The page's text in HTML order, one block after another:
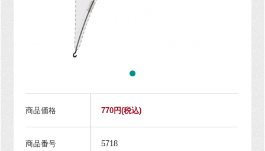
商品価格 770円(税込)
商品番号 5718